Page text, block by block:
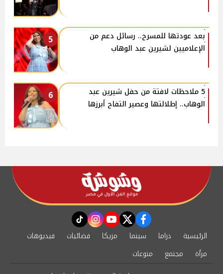
5
بعد عودتها للمسرح.. رسائل دعم من
الإعلاميين لشيرين عبد الوهاب
6
5 ملاحظات لافتة من حفل شيرين عبد
الوهاب.. إطلالتها وعصير التفاح أبرزها
facebook
twitter
youtube
instagram
tiktok
الرئيسية دراما سينما مزيكا فضائيات
فيديوهات
مرأة
مجتمع
منوعات